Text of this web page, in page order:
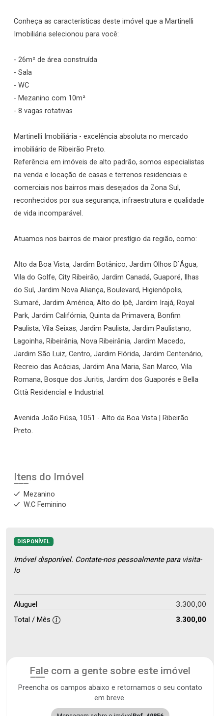
Conheça as características deste imóvel que a Martinelli
Imobiliária selecionou para você:
- 26m² de área construída
- Sala
- WC
- Mezanino com 10m²
- 8 vagas rotativas
Martinelli Imobiliária - excelência absoluta no mercado
imobiliário de Ribeirão Preto.
Referência em imóveis de alto padrão, somos especialistas
na venda e locação de casas e terrenos residenciais e
comerciais nos bairros mais desejados da Zona Sul,
reconhecidos por sua segurança, infraestrutura e qualidade
de vida incomparável.
Atuamos nos bairros de maior prestígio da região, como:
Alto da Boa Vista, Jardim Botânico, Jardim Olhos D`Água,
Vila do Golfe, City Ribeirão, Jardim Canadá, Guaporé, Ilhas
do Sul, Jardim Nova Aliança, Boulevard, Higienópolis,
Sumaré, Jardim América, Alto do Ipê, Jardim Irajá, Royal
Park, Jardim Califórnia, Quinta da Primavera, Bonfim
Paulista, Vila Seixas, Jardim Paulista, Jardim Paulistano,
Lagoinha, Ribeirânia, Nova Ribeirânia, Jardim Macedo,
Jardim São Luiz, Centro, Jardim Flórida, Jardim Centenário,
Recreio das Acácias, Jardim Ana Maria, San Marco, Vila
Romana, Bosque dos Juritis, Jardim dos Guaporés e Bella
Città Residencial e Industrial.
Avenida João Fiúsa, 1051 - Alto da Boa Vista | Ribeirão
Preto.
Itens do Imóvel
Mezanino
W.C Feminino
DISPONÍVEL
Imóvel disponível. Contate-nos pessoalmente para visita-
lo
Aluguel 3.300,00
Total / Mês 3.300,00
Fale com a gente sobre este imóvel
Preencha os campos abaixo e retornamos o seu contato
em breve.